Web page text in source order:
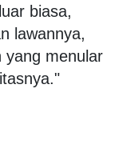
biasa,
lawannya,
yang menular